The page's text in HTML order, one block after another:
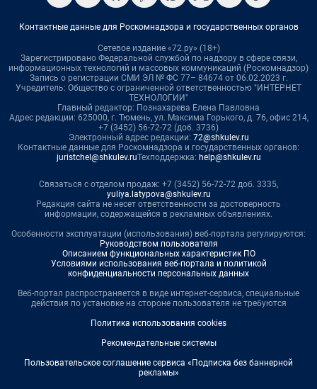
Контактные данные для Роскомнадзора и государственных органов
Сетевое издание «72.ру» (18+)
Зарегистрировано Федеральной службой по надзору в сфере связи,
информационных технологий и массовых коммуникаций (Роскомнадзор)
Запись о регистрации СМИ ЭЛ № ФС 77– 84674 от 06.02.2023 г.
Учредитель: Общество с ограниченной ответственностью "ИНТЕРНЕТ
ТЕХНОЛОГИИ"
Главный редактор: Познахарева Елена Павловна
Адрес редакции: 625000, г. Тюмень, ул. Максима Горького, д. 76, офис 214,
+7 (3452) 56-72-72 (доб. 3736)
Электронный адрес редакции: 72@shkulev.ru
Контактные данные для Роскомнадзора и государственных органов:
juristchel@shkulev.ruТехподдержка: help@shkulev.ru
Связаться с отделом продаж: +7 (3452) 56-72-72 доб. 3335,
yuliya.latypova@shkulev.ru
Редакция сайта не несет ответственности за достоверность
информации, содержащейся в рекламных объявлениях.
Особенности эксплуатации (использования) веб-портала регулируются:
Руководством пользователя
Описанием функциональных характеристик ПО
Условиями использования веб-портала и политикой
конфиденциальности персональных данных
Веб-портал распространяется в виде интернет-сервиса, специальные
действия по установке на стороне пользователя не требуются
Политика использования cookies
Рекомендательные системы
Пользовательское соглашение сервиса «Подписка без баннерной
рекламы»